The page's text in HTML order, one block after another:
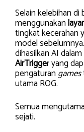
Selain kelebihan di
menggunakan
tingkat kecerahan
model
dihasilkan AI dalam
AirTrigger yang
pengaturangames
utama ROG.
Semua
sejati.